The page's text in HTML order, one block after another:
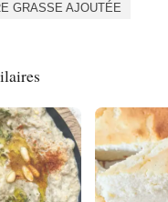
GRASSE AJOUTÉE